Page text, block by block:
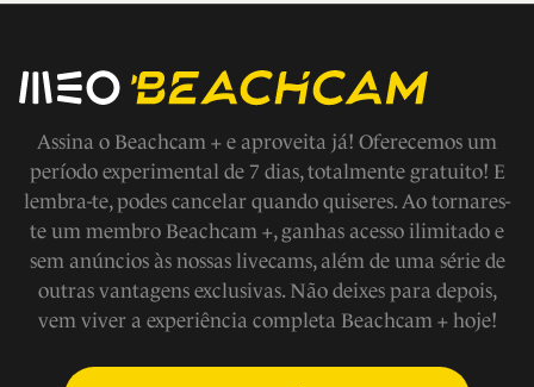
Assina o Beachcam + e aproveita já! Oferecemos um
período experimental de 7 dias, totalmente gratuito! E
lembra-te, podes cancelar quando quiseres. Ao tornares-
te um membro Beachcam +, ganhas acesso ilimitado e
sem anúncios às nossas livecams, além de uma série de
outras vantagens exclusivas. Não deixes para depois,
vem viver a experiência completa Beachcam + hoje!